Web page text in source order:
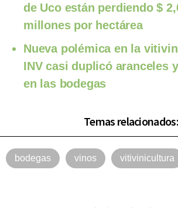
de Uco están perdiendo $
millones por hectárea
Nueva polémica en la
INV casi duplicó aranceles
en las bodegas
Temas relacionados:
bodegas vinos vitivinicultura